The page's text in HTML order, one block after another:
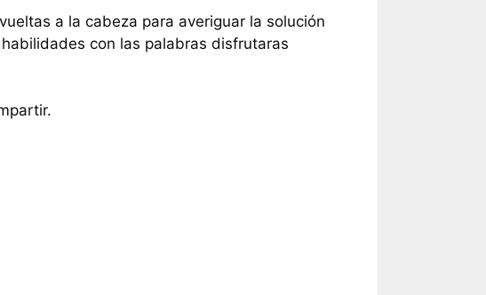
a la cabeza para averiguar la solución
con las palabras disfrutaras